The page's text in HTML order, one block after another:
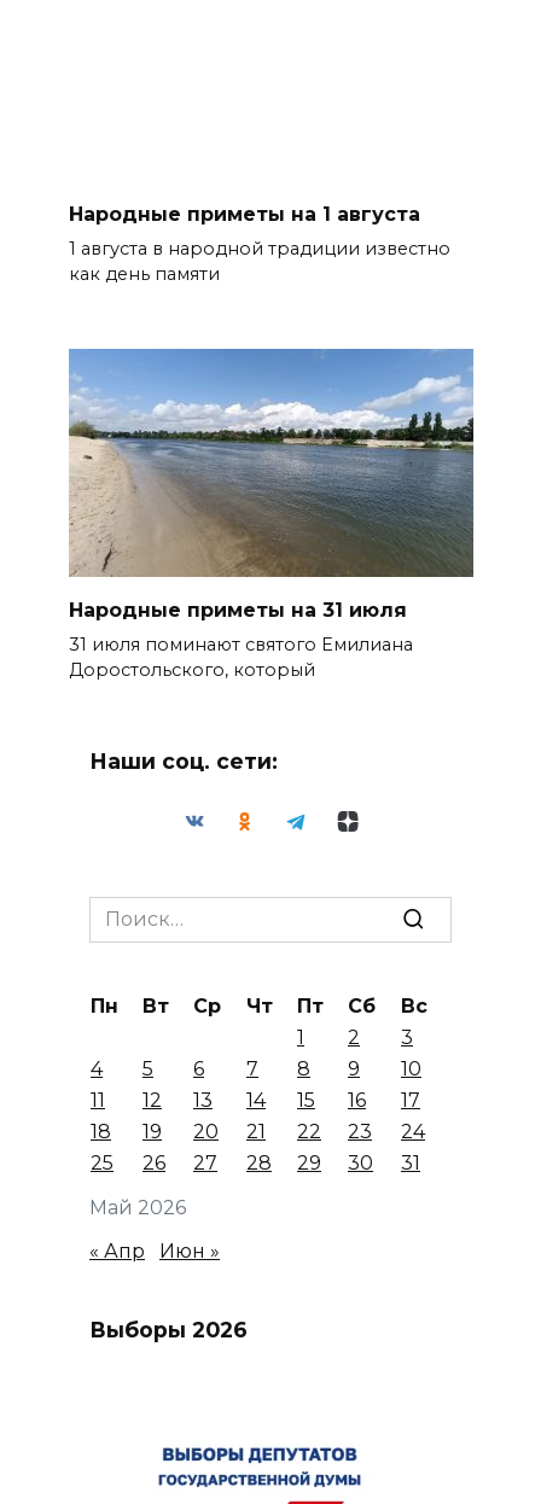
Народные приметы на 1 августа
1 августа в народной традиции известно
как день памяти
Народные приметы на 31 июля
31 июля поминают святого Емилиана
Доростольского, который
Наши соц. сети:
Search
for:
Май 2026
Пн Вт Ср Чт Пт Сб
Вс
1
2
3
4
5 6 7 8 9
10
11
12 13 14 15 16
17
18
19 20 21 22 23
24
25
26 27 28 29 30 31
« Апр Июн »
Выборы 2026